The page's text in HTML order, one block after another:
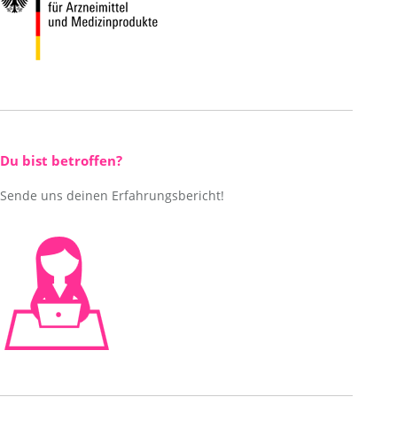
Du bist betroffen?
Sende uns deinen Erfahrungsbericht!